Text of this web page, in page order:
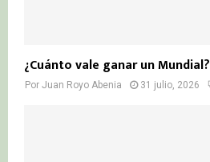
¿Cuánto vale ganar un Mundial?
Por Juan Royo Abenia 31 julio, 2026